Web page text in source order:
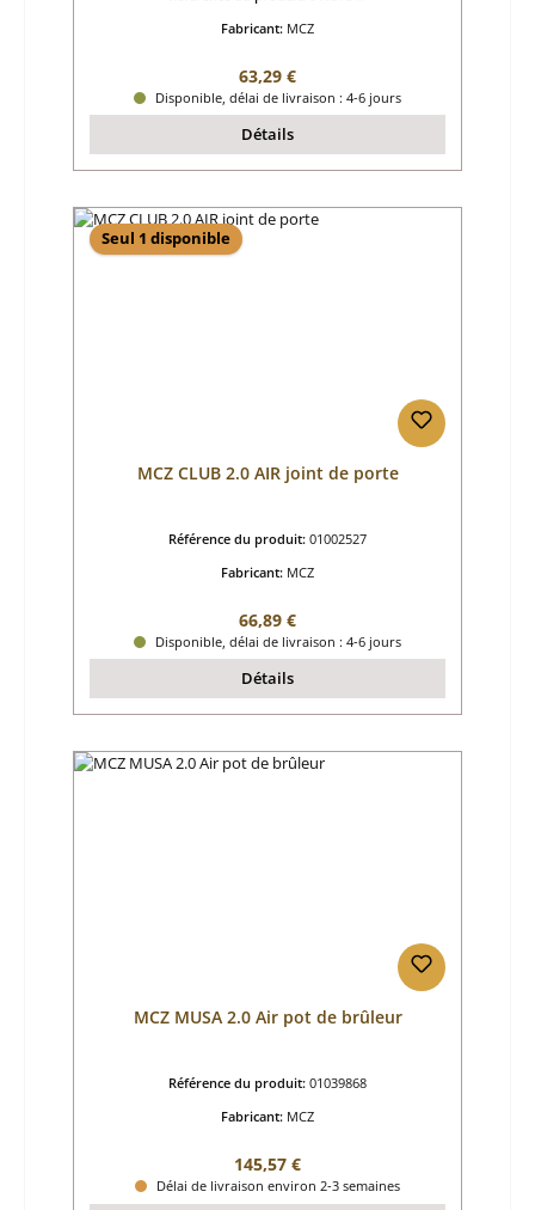
Fabricant: MCZ
Prix régulier :
63,29 €
Disponible, délai de livraison : 4-6 jours
Détails
Seul 1 disponible
MCZ CLUB 2.0 AIR joint de porte
Référence du produit: 01002527
Fabricant: MCZ
Prix régulier :
66,89 €
Disponible, délai de livraison : 4-6 jours
Détails
MCZ MUSA 2.0 Air pot de brûleur
Référence du produit: 01039868
Fabricant: MCZ
Prix régulier :
145,57 €
Délai de livraison environ 2-3 semaines